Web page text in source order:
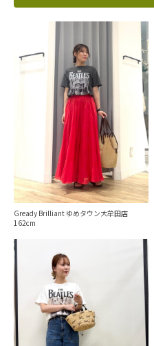
Gready Brilliant ゆめタウン大牟田店
162